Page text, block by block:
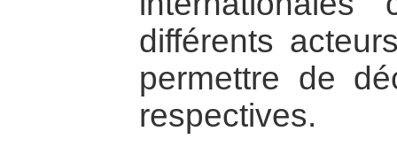
différents
permettre de
respectives.